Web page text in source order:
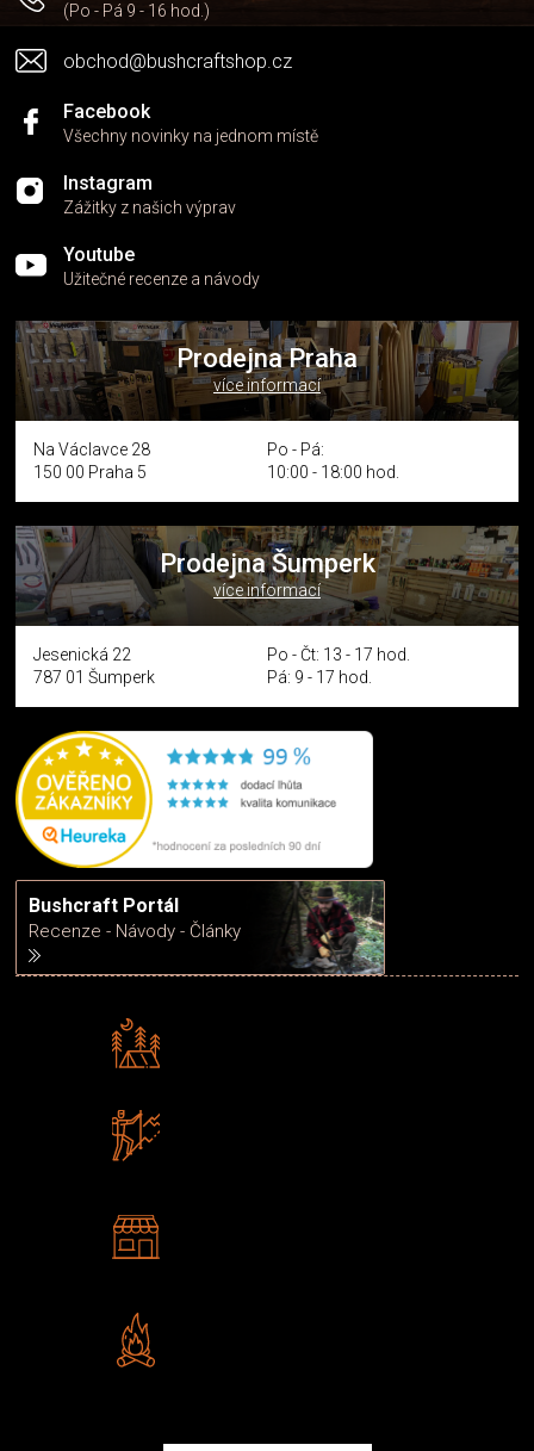
(Po - Pá 9 - 16 hod.)
obchod@bushcraftshop.cz
Facebook
Všechny novinky na jednom místě
Instagram
Zážitky z našich výprav
Youtube
Užitečné recenze a návody
Prodejna Praha
více informací
Na Václavce 28
150 00 Praha 5
Po - Pá:
10:00 - 18:00 hod.
Prodejna Šumperk
více informací
Jesenická 22
787 01 Šumperk
Po - Čt: 13 - 17 hod.
Pá: 9 - 17 hod.
Bushcraft Portál
Recenze - Návody - Články